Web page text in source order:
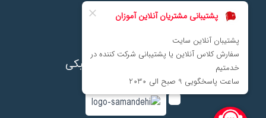
نماد اعتماد پرداخت الکترونیکی